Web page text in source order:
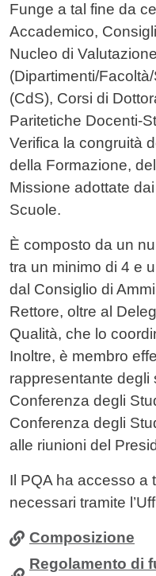
Funge a tal fine da
Accademico,
Nucleo di
(Dipartimenti/
(CdS), Corsi di
Paritetiche Docenti-
Verifica la congruità
della Formazione,
Missione adottate
Scuole.
È composto da un
tra un minimo di 4 e
dal Consiglio di
Rettore, oltre al
Qualità, che lo
Inoltre, è membro
rappresentante degli
Conferenza degli
Conferenza degli
alle riunioni del
Il PQA ha accesso a
necessari tramite
Composizione
Regolamento di